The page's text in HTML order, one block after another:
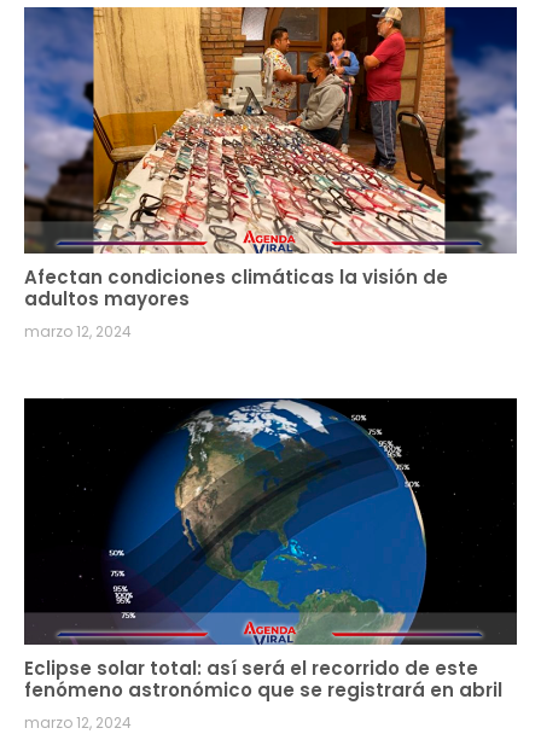
Afectan condiciones climáticas la visión de
adultos mayores
marzo 12, 2024
Eclipse solar total: así será el recorrido de este
fenómeno astronómico que se registrará en abril
marzo 12, 2024